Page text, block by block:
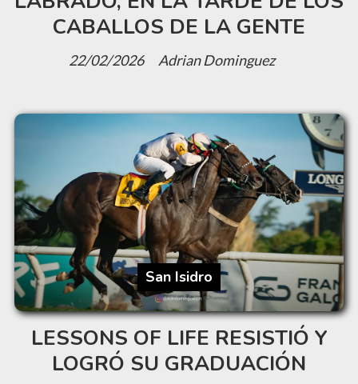
CABALLOS DE LA GENTE
Adrian Dominguez
22/02/2026
LESSONS OF LIFE RESISTIÓ Y
LOGRÓ SU GRADUACIÓN
San Isidro